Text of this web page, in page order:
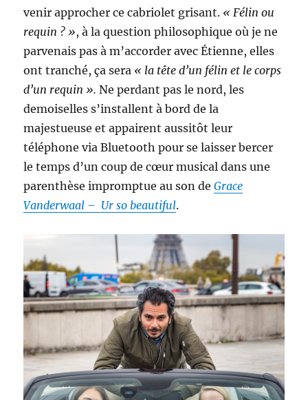
venir approcher ce cabriolet grisant. « Félin ou
requin ? », à la question philosophique où je ne
parvenais pas à m’accorder avec Étienne, elles
ont tranché, ça sera « la tête d’un félin et le corps
d’un requin ».Ne perdant pas le nord, les
demoiselles s’installent à bord de la
majestueuse et appairent aussitôt leur
téléphone via Bluetooth pour se laisser bercer
le temps d’un coup de cœur musical dans une
parenthèse impromptue au son deGrace
Vanderwaal – Ur so beautiful.